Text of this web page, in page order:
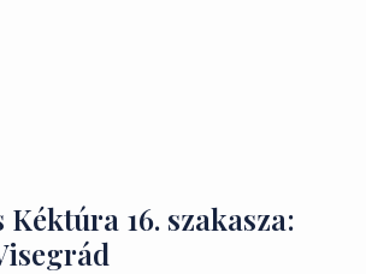
Kéktúra 16. szakasza: